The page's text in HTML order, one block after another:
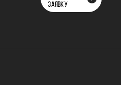
ЗАЯВКУ